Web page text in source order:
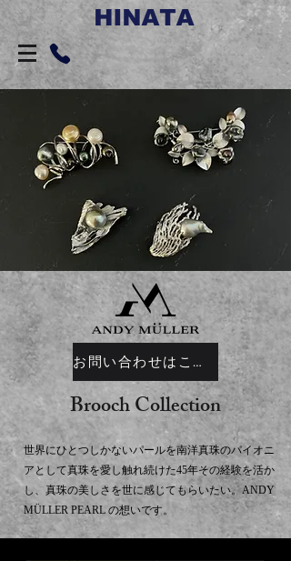
お問い合わせはこちらから
Brooch Collection
世界にひとつしかないパールを南洋真珠のパイオニ
アとして真珠を愛し触れ続けた45年その経験を活か
し、真珠の美しさを世に感じてもらいたい。ANDY
MÜLLER PEARL の想いです。